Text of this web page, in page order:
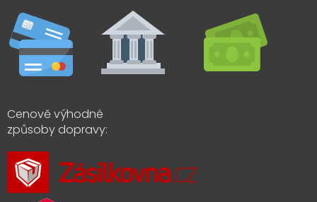
Cenově výhodné
způsoby dopravy: